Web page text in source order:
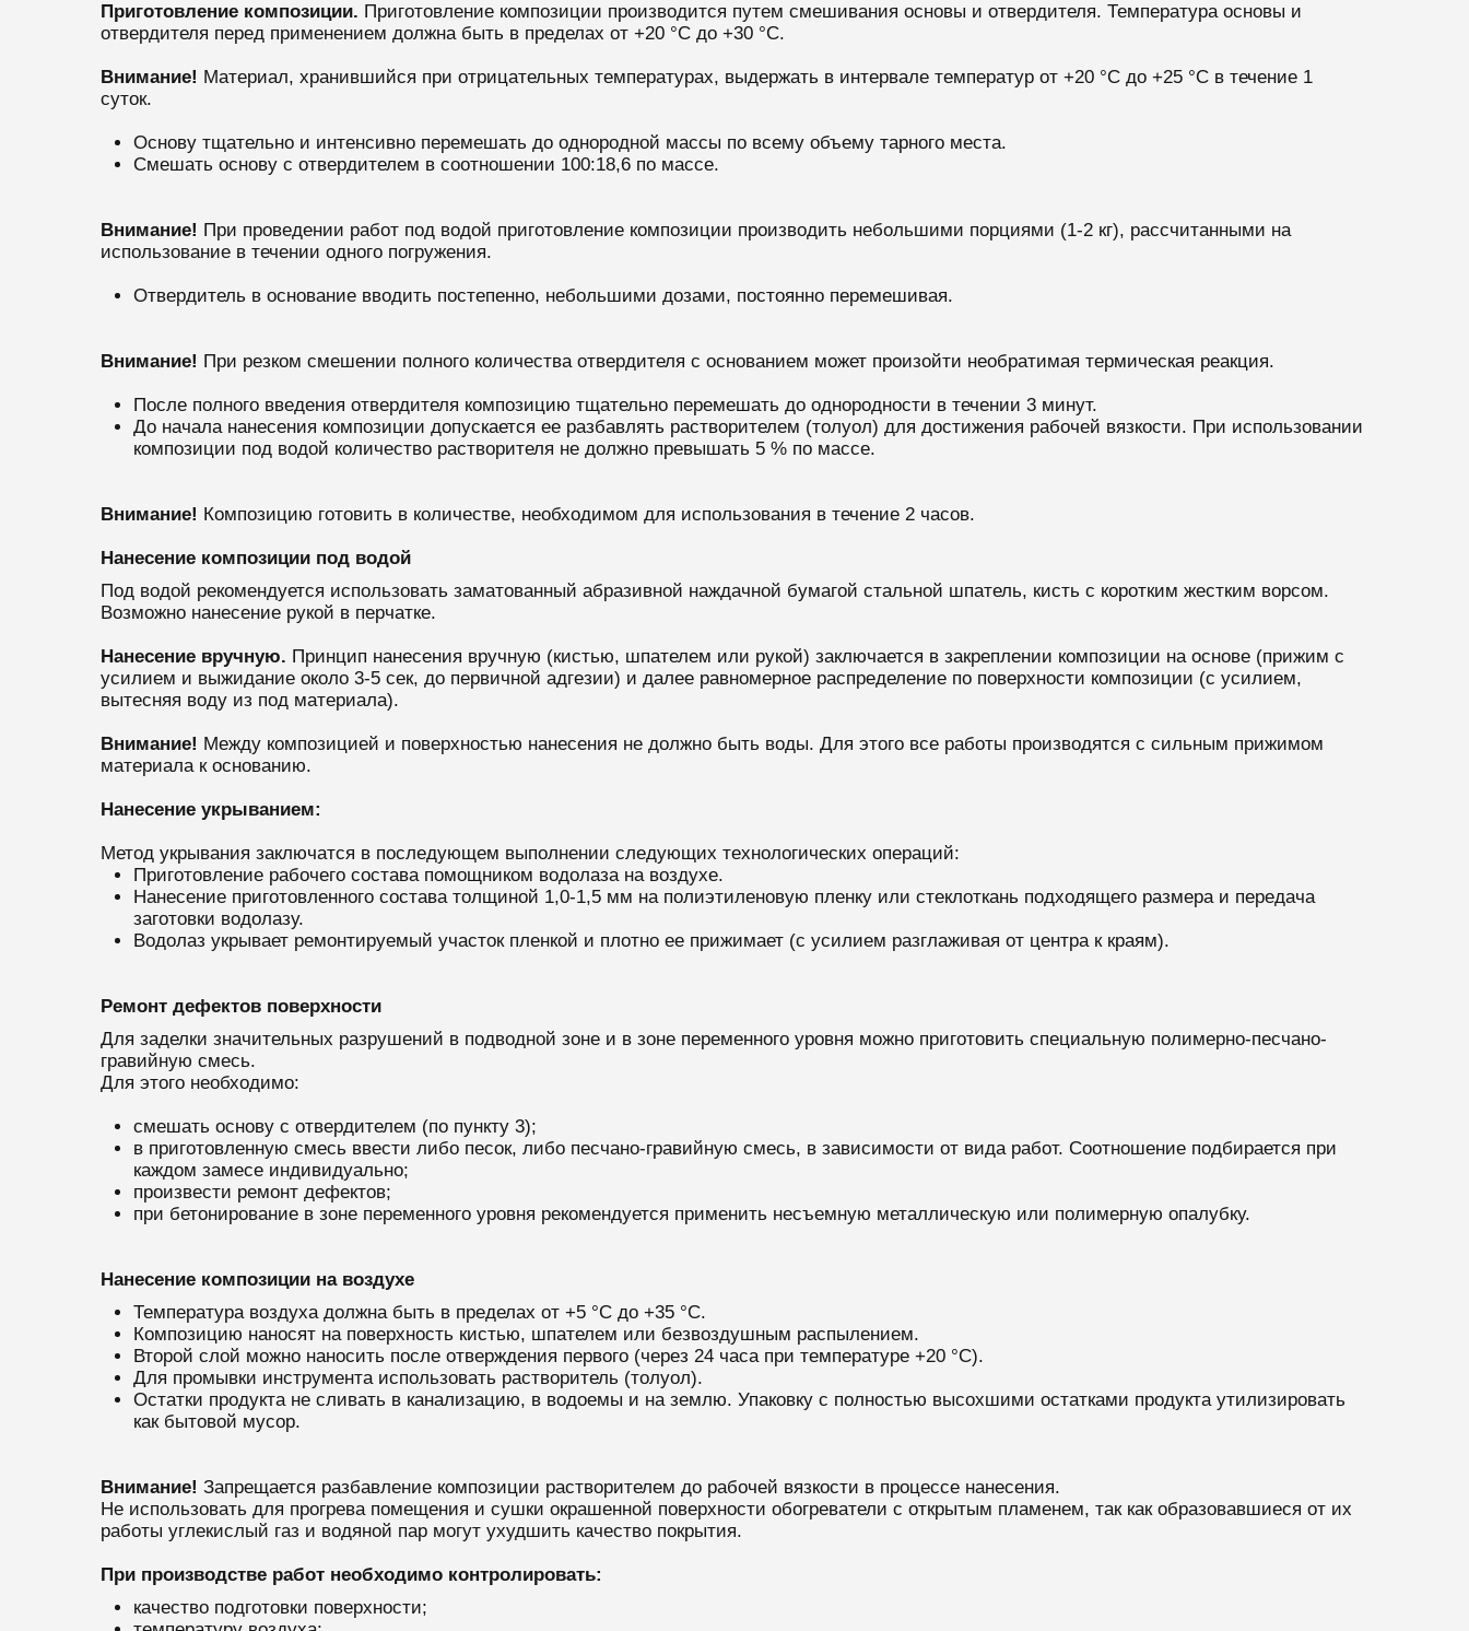
Приготовление композиции. Приготовление композиции производится путем смешивания основы и отвердителя. Температура основы и
отвердителя перед применением должна быть в пределах от +20 °С до +30 °С.
Внимание! Материал, хранившийся при отрицательных температурах, выдержать в интервале температур от +20 °С до +25 °С в течение 1
суток.
Основу тщательно и интенсивно перемешать до однородной массы по всему объему тарного места.
Смешать основу с отвердителем в соотношении 100:18,6 по массе.
Внимание! При проведении работ под водой приготовление композиции производить небольшими порциями (1-2 кг), рассчитанными на
использование в течении одного погружения.
Отвердитель в основание вводить постепенно, небольшими дозами, постоянно перемешивая.
Внимание! При резком смешении полного количества отвердителя с основанием может произойти необратимая термическая реакция.
После полного введения отвердителя композицию тщательно перемешать до однородности в течении 3 минут.
До начала нанесения композиции допускается ее разбавлять растворителем (толуол) для достижения рабочей вязкости. При использовании
композиции под водой количество растворителя не должно превышать 5 % по массе.
Внимание! Композицию готовить в количестве, необходимом для использования в течение 2 часов.
Нанесение композиции под водой
Под водой рекомендуется использовать заматованный абразивной наждачной бумагой стальной шпатель, кисть с коротким жестким ворсом.
Возможно нанесение рукой в перчатке.
Нанесение вручную. Принцип нанесения вручную (кистью, шпателем или рукой) заключается в закреплении композиции на основе (прижим с
усилием и выжидание около 3-5 сек, до первичной адгезии) и далее равномерное распределение по поверхности композиции (с усилием,
вытесняя воду из под материала).
Внимание! Между композицией и поверхностью нанесения не должно быть воды. Для этого все работы производятся с сильным прижимом
материала к основанию.
Нанесение укрыванием:
Метод укрывания заключатся в последующем выполнении следующих технологических операций:
Приготовление рабочего состава помощником водолаза на воздухе.
Нанесение приготовленного состава толщиной 1,0-1,5 мм на полиэтиленовую пленку или стеклоткань подходящего размера и передача
заготовки водолазу.
Водолаз укрывает ремонтируемый участок пленкой и плотно ее прижимает (с усилием разглаживая от центра к краям).
Ремонт дефектов поверхности
Для заделки значительных разрушений в подводной зоне и в зоне переменного уровня можно приготовить специальную полимерно-песчано-
гравийную смесь.
Для этого необходимо:
смешать основу с отвердителем (по пункту 3);
в приготовленную смесь ввести либо песок, либо песчано-гравийную смесь, в зависимости от вида работ. Соотношение подбирается при
каждом замесе индивидуально;
произвести ремонт дефектов;
при бетонирование в зоне переменного уровня рекомендуется применить несъемную металлическую или полимерную опалубку.
Нанесение композиции на воздухе
Температура воздуха должна быть в пределах от +5 °С до +35 °С.
Композицию наносят на поверхность кистью, шпателем или безвоздушным распылением.
Второй слой можно наносить после отверждения первого (через 24 часа при температуре +20 °С).
Для промывки инструмента использовать растворитель (толуол).
Остатки продукта не сливать в канализацию, в водоемы и на землю. Упаковку с полностью высохшими остатками продукта утилизировать
как бытовой мусор.
Внимание! Запрещается разбавление композиции растворителем до рабочей вязкости в процессе нанесения.
Не использовать для прогрева помещения и сушки окрашенной поверхности обогреватели с открытым пламенем, так как образовавшиеся от их
работы углекислый газ и водяной пар могут ухудшить качество покрытия.
При производстве работ необходимо контролировать:
качество подготовки поверхности;